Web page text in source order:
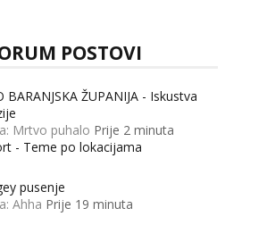
POSTOVI
BARANJSKA ŽUPANIJA - Iskustva
Mrtvo puhalo Prije 2 minuta
- Teme po lokacijama
pusenje
Ahha Prije 19 minuta